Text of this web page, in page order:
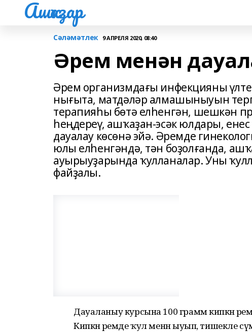
Ашҡаҙар
Сәләмәтлек 9 АПРЕЛЯ 2020, 08:40
Әрем менән
Әрем организмдағы инфекцияны
нығыта, матдәләр алмашыныуын
терапияһы бөтә елһенгән, шешкән
һеңдереү, ашҡаҙан-эсәк юлдары,
дауалау көсөнә эйә. Әремде
юлы елһенгәндә, тән боҙолғанда,
ауырыуҙарында ҡулланалар. Уны
файҙалы.
Дауаланыу курсына 100 грамм кипкән әрем
Кипкән әремде ҡул менән ыуып, тишекле